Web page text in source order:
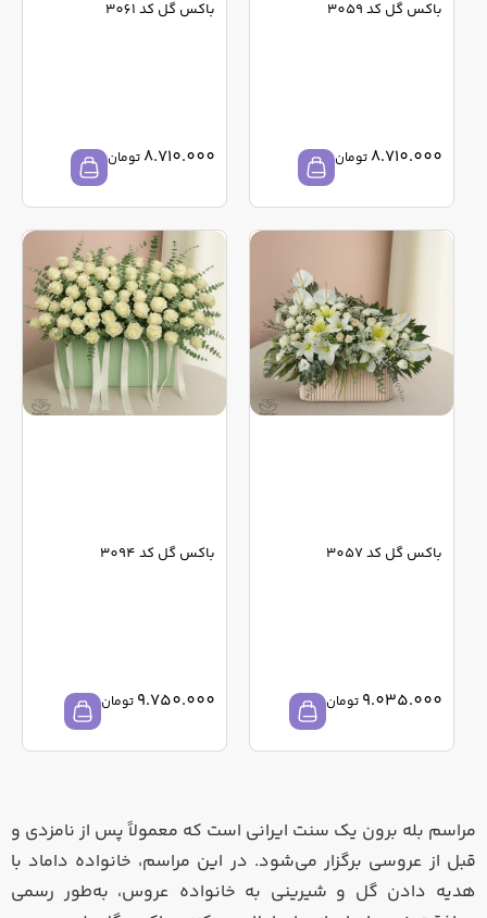
باکس گل کد 3059
8.710.000 تومان
باکس گل کد 3061
8.710.000 تومان
باکس گل کد 3057
9.035.000 تومان
باکس گل کد 3094
9.750.000 تومان
مراسم بله برون یک سنت ایرانی است که معمولاً پس از نامزدی و
قبل از عروسی برگزار می‌شود. در این مراسم، خانواده داماد با
هدیه دادن گل و شیرینی به خانواده عروس، به‌طور رسمی